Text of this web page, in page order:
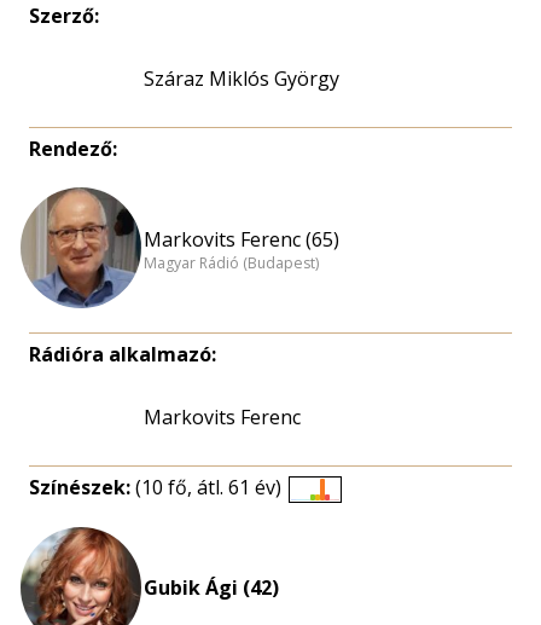
Szerző:
Száraz Miklós György
Rendező:
Markovits Ferenc (65)
Magyar Rádió (Budapest)
Rádióra alkalmazó:
Markovits Ferenc
Színészek:(10 fő, átl. 61 év)
Gubik Ági (42)